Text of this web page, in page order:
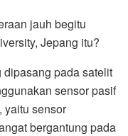
jauh begitu
Jepang itu?
pada satelit
sensor pasif
yaitu sensor
bergantung pada